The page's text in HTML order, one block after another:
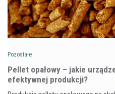
Pozostałe
Pellet opałowy – jakie
efektywnej produkcji?